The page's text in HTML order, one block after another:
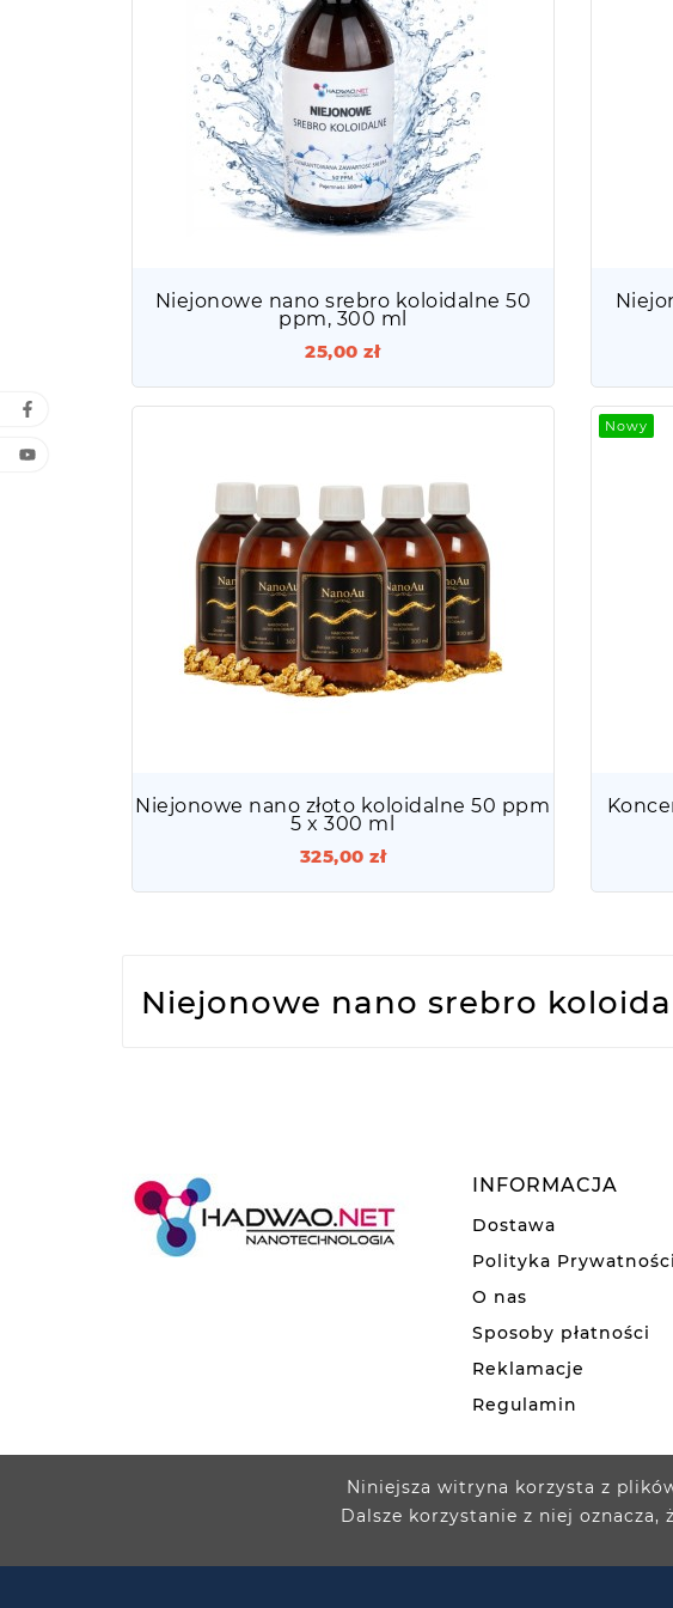
Niniejsza witryna korzysta z
Dalsze korzystanie z niej oznacza,
Niejonowe nano srebro koloidalne 50
ppm, 300 ml
25,00 zł
Niejonowe nano złoto koloidalne 50 ppm
5 x 300 ml
325,00 zł
Nowy
Niejonowe nano srebro
INFORMACJA
Dostawa
Polityka Prywatności
O nas
Sposoby płatności
Reklamacje
Regulamin